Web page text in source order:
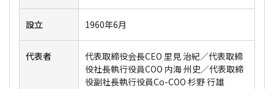
設立 1960年6月
代表者
代表取締役会長CEO 里見 治紀／代表取締
役社長執行役員COO 内海 州史／代表取締
役副社長執行役員Co-COO 杉野 行雄